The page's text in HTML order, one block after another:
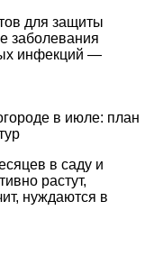
для защиты
заболевания
инфекций —
в июле: план
в саду и
растут,
нуждаются в